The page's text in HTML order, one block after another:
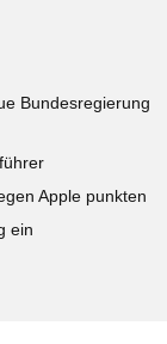
Bundesregierung
Apple punkten
ein